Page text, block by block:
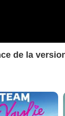
de la